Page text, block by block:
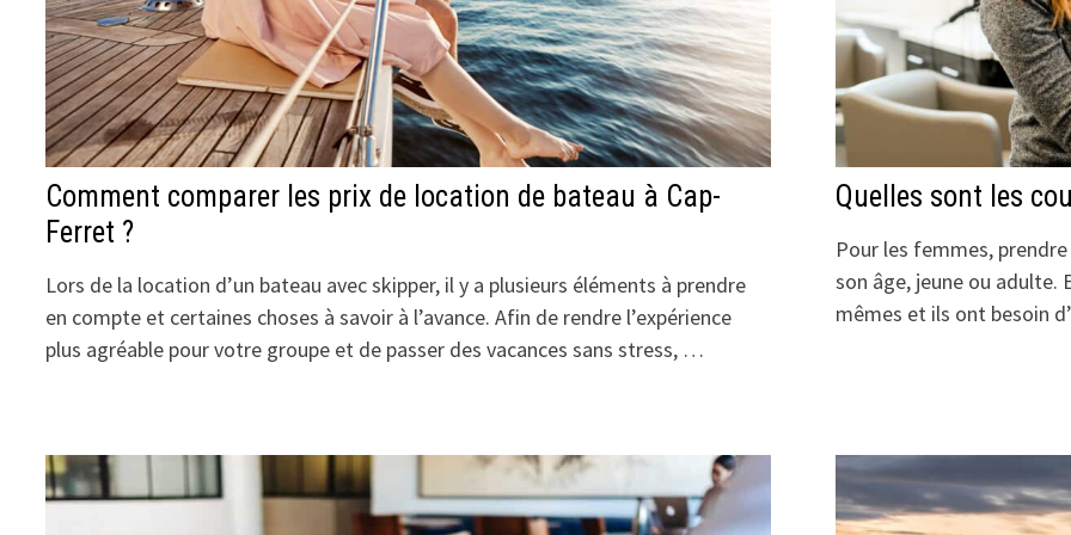
Comment comparer les prix de location de bateau à Cap-
Ferret ?
Lors de la location d’un bateau avec skipper, il y a plusieurs éléments à prendre
en compte et certaines choses à savoir à l’avance. Afin de rendre l’expérience
plus agréable pour votre groupe et de passer des vacances sans stress, …
Quelles sont les
Pour les femmes,
son âge, jeune ou adulte.
mêmes et ils ont besoin